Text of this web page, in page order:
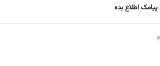
اطلاع بده